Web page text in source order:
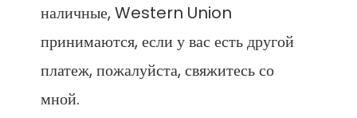
наличные, Western Union
принимаются, если у вас есть другой
платеж, пожалуйста, свяжитесь со